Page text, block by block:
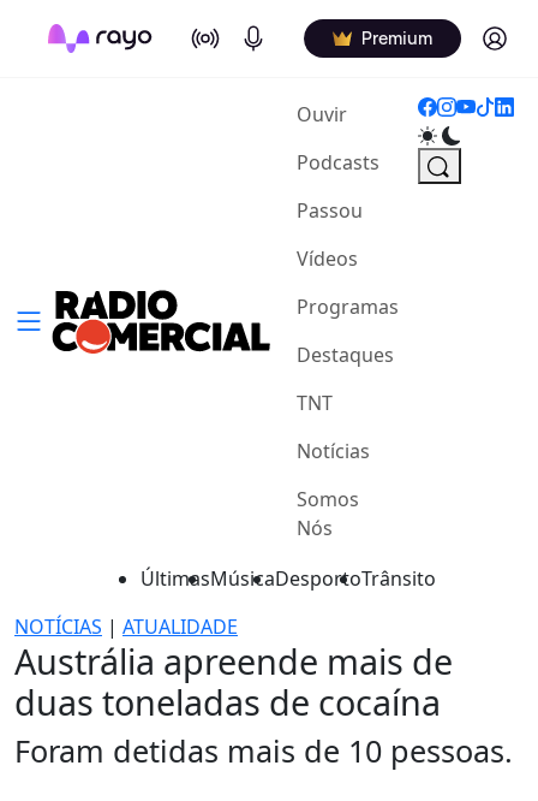
On Air Podcasts Premium Log in
Ouvir(current)
Podcasts
Passou
Vídeos
Programas
Destaques
TNT
Notícias
Somos
Nós
ÚltimasMúsicaDesportoTrânsito
NOTÍCIAS | ATUALIDADE
Austrália apreende mais de
duas toneladas de cocaína
Foram detidas mais de 10 pessoas.